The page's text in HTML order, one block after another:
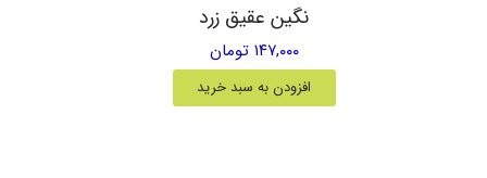
نگین عقیق زرد
۱۴۷,۰۰۰ تومان
افزودن به سبد خرید